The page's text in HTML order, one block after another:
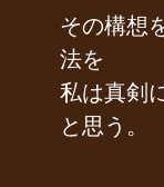
その構想
法を
私は真剣
と思う。